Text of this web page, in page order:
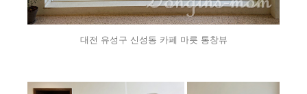
대전 유성구 신성동 카페 마릇 통창뷰